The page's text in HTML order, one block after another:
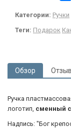
Категории: Ручки
Теги: Подарок
Обзор
Ручка
логотип, сменный
Надпись: "Бог